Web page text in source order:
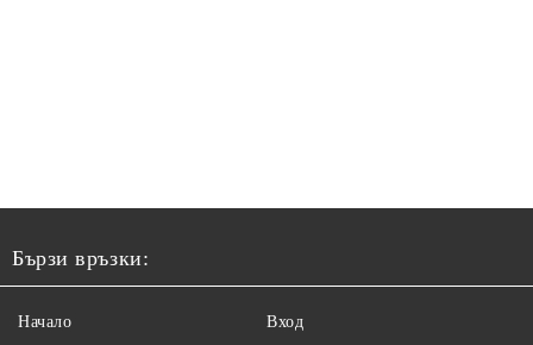
Бързи връзки:
Начало Вход